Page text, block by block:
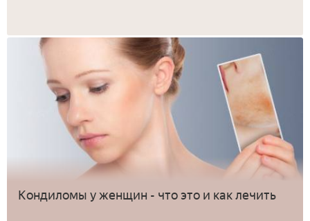
Кондиломы у женщин - что это и как лечить